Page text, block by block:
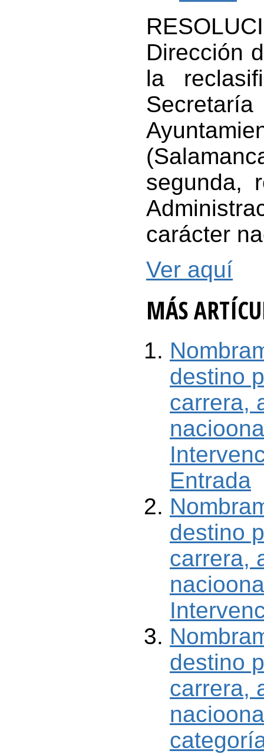
Dirección
la
segunda,
carácter
Ver aquí
MÁS
destino
carrera,
Entrada
destino
carrera,
destino
carrera,